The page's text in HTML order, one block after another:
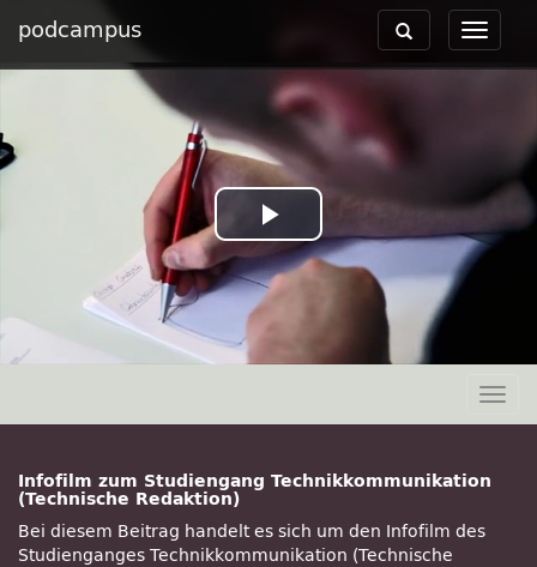
podcampus
Toggle
Toggle
navigation
Play
Video
Infofilm zum Studiengang Technikkommunikation
(Technische Redaktion)
Bei diesem Beitrag handelt es sich um den Infofilm des
Studienganges Technikkommunikation (Technische